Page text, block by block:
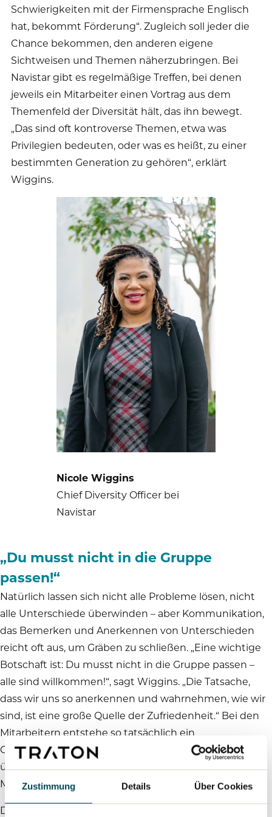
Zustimmung Details Über Cookies
Schwierigkeiten mit der Firmensprache Englisch
hat, bekommt Förderung“. Zugleich soll jeder die
Chance bekommen, den anderen eigene
Sichtweisen und Themen näherzubringen. Bei
Navistar gibt es regelmäßige Treffen, bei denen
jeweils ein Mitarbeiter einen Vortrag aus dem
Themenfeld der Diversität hält, das ihn bewegt.
„Das sind oft kontroverse Themen, etwa was
Privilegien bedeuten, oder was es heißt, zu einer
bestimmten Generation zu gehören“, erklärt
Wiggins.
Nicole Wiggins
Chief Diversity Officer bei
Navistar
„Du musst nicht in die Gruppe
passen!“
Natürlich lassen sich nicht alle Probleme lösen, nicht
alle Unterschiede überwinden – aber Kommunikation,
das Bemerken und Anerkennen von Unterschieden
reicht oft aus, um Gräben zu schließen. „Eine wichtige
Botschaft ist: Du musst nicht in die Gruppe passen –
alle sind willkommen!“, sagt Wiggins. „Die Tatsache,
dass wir uns so anerkennen und wahrnehmen, wie wir
sind, ist eine große Quelle der Zufriedenheit.“ Bei den
Mitarbeitern entstehe so tatsächlich ein
Gemeinschaftsgefühl. Und das, so ist Wiggins
überzeugt, mache Navistar für die rund 14.500
Mitarbeiter zu einer Art globaler Heimat.
Dass die Bemühungen dazu führen, dass sich die